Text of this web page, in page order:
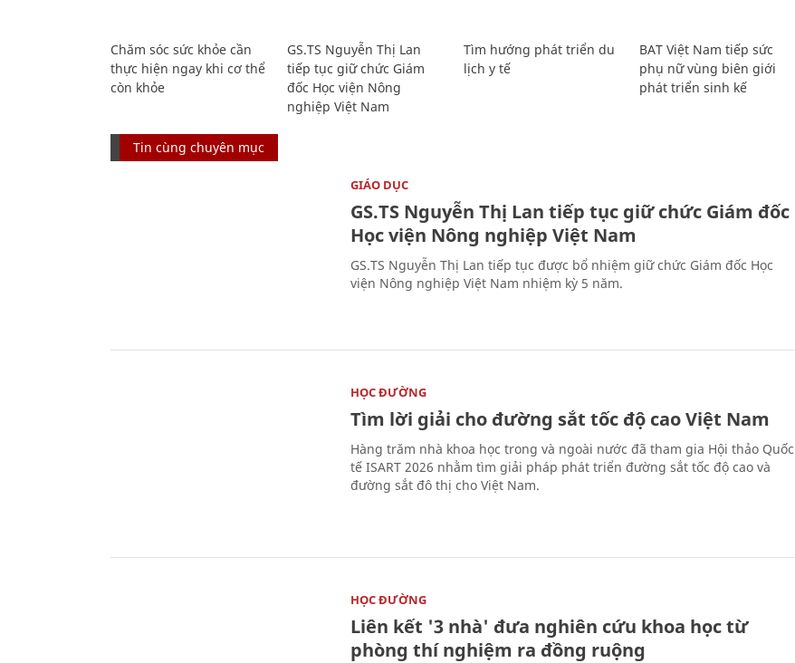
Chăm sóc sức khỏe cần
thực hiện ngay khi cơ thể
còn khỏe
GS.TS Nguyễn Thị Lan
tiếp tục giữ chức Giám
đốc Học viện Nông
nghiệp Việt Nam
Tìm hướng phát triển du
lịch y tế
BAT Việt Nam tiếp sức
phụ nữ vùng biên giới
phát triển sinh kế
Tin cùng chuyên mục
GIÁO DỤC
GS.TS Nguyễn Thị Lan tiếp tục giữ chức Giám đốc
Học viện Nông nghiệp Việt Nam
GS.TS Nguyễn Thị Lan tiếp tục được bổ nhiệm giữ chức Giám đốc Học
viện Nông nghiệp Việt Nam nhiệm kỳ 5 năm.
HỌC ĐƯỜNG
Tìm lời giải cho đường sắt tốc độ cao Việt Nam
Hàng trăm nhà khoa học trong và ngoài nước đã tham gia Hội thảo Quốc
tế ISART 2026 nhằm tìm giải pháp phát triển đường sắt tốc độ cao và
đường sắt đô thị cho Việt Nam.
HỌC ĐƯỜNG
Liên kết '3 nhà' đưa nghiên cứu khoa học từ
phòng thí nghiệm ra đồng ruộng